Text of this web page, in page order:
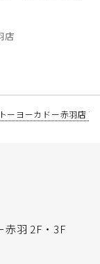
店
ーヨーカドー赤羽店
赤羽 2F・3F